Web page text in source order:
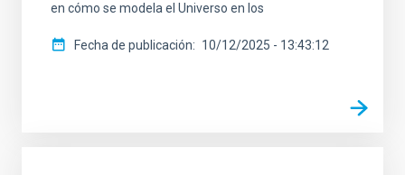
en cómo se modela el Universo en los
Fecha de publicación 10/12/2025 - 13:43:12